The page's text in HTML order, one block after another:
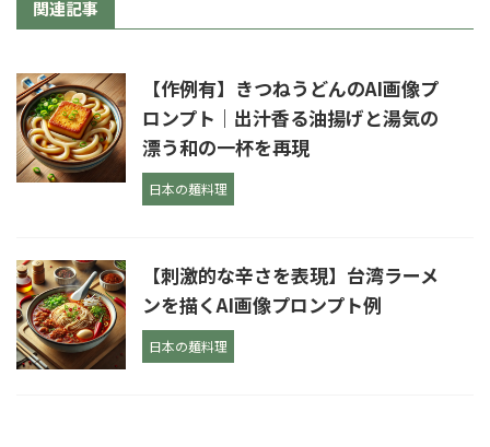
関連記事
【作例有】きつねうどんのAI画像プ
ロンプト｜出汁香る油揚げと湯気の
漂う和の一杯を再現
日本の麺料理
【刺激的な辛さを表現】台湾ラーメ
ンを描くAI画像プロンプト例
日本の麺料理